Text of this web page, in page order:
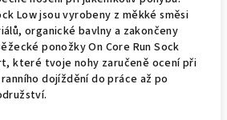
Low jsou vyrobeny z měkké směsi
organické bavlny a zakončeny
ponožky On Core Run Sock
které tvoje nohy zaručeně ocení při
dojíždění do práce až po